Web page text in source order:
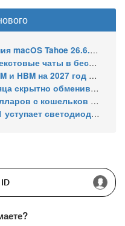
для устранения уязвимости общего доступа к экрану
в бесплатном ChatGPT
почти 70% мощностей займут решения для ИИ
обменивались эксплойтами
и спросил ChatGPT, как уехать в ЕС
светодиодам старых Nexus